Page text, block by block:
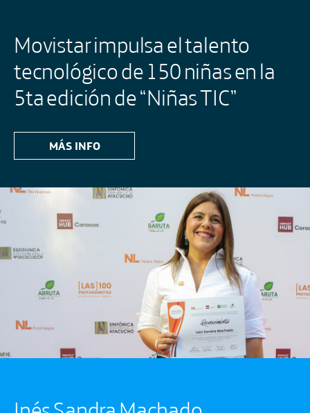
Movistar impulsa el talento
tecnológico de 150 niñas en la
5ta edición de “Niñas TIC”
MÁS INFO